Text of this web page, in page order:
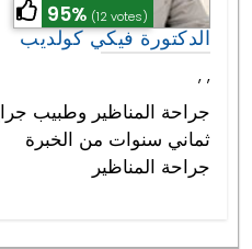
95% (12 votes)
الدكتورة فيكي كولديب
, ,
جراحة المناظير وطبيب
ثماني سنوات من الخبرة
جراحة المناظير